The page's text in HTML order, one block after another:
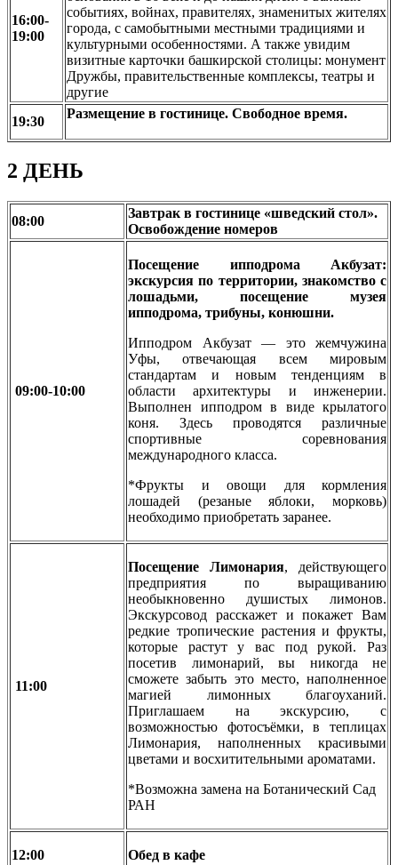
16:00-
19:00
событиях, войнах, правителях, знаменитых жителях
города, с самобытными местными традициями и
культурными особенностями. А также увидим
визитные карточки башкирской столицы: монумент
Дружбы, правительственные комплексы, театры и
другие
19:30
Размещение в гостинице. Свободное время.
2 ДЕНЬ
08:00
Завтрак в гостинице «шведский стол».
Освобождение номеров
09:00-10:00
Посещение ипподрома Акбузат:
экскурсия по территории, знакомство с
лошадьми, посещение музея
ипподрома, трибуны, конюшни.
Ипподром Акбузат — это жемчужина
Уфы, отвечающая всем мировым
стандартам и новым тенденциям в
области архитектуры и инженерии.
Выполнен ипподром в виде крылатого
коня. Здесь проводятся различные
спортивные соревнования
международного класса.
*Фрукты и овощи для кормления
лошадей (резаные яблоки, морковь)
необходимо приобретать заранее.
11:00
Посещение Лимонария, действующего
предприятия по выращиванию
необыкновенно душистых лимонов.
Экскурсовод расскажет и покажет Вам
редкие тропические растения и фрукты,
которые растут у вас под рукой. Раз
посетив лимонарий, вы никогда не
сможете забыть это место, наполненное
магией лимонных благоуханий.
Приглашаем на экскурсию, с
возможностью фотосъёмки, в теплицах
Лимонария, наполненных красивыми
цветами и восхитительными ароматами.
*Возможна замена на Ботанический Сад
РАН
12:00 Обед в кафе